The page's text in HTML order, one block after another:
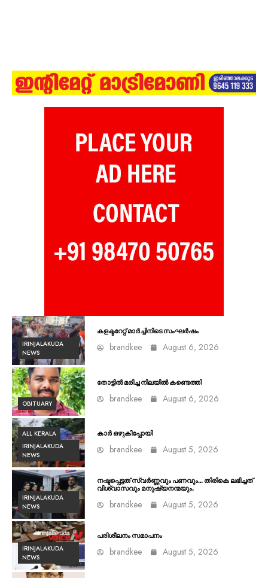
IRINJALAKUDA
NEWS
കളക്ടറേറ്റ് മാർച്ചിനിടെ സംഘർഷം
brandkee August 6, 2026
OBITUARY
തോട്ടിൽ മരിച്ച നിലയിൽ കണ്ടെത്തി
brandkee August 6, 2026
ALL KERALA
IRINJALAKUDA
NEWS
കാർ ഒഴുകിപ്പോയി
brandkee August 5, 2026
IRINJALAKUDA
NEWS
നഷ്ടപ്പെട്ടത് സ്വർണ്ണവും പണവും… തിരികെ ലഭിച്ചത്
വിശ്വാസവും മനുഷ്യനന്മയും.
brandkee August 5, 2026
IRINJALAKUDA
NEWS
പരിശീലനം സമാപനം
brandkee August 5, 2026